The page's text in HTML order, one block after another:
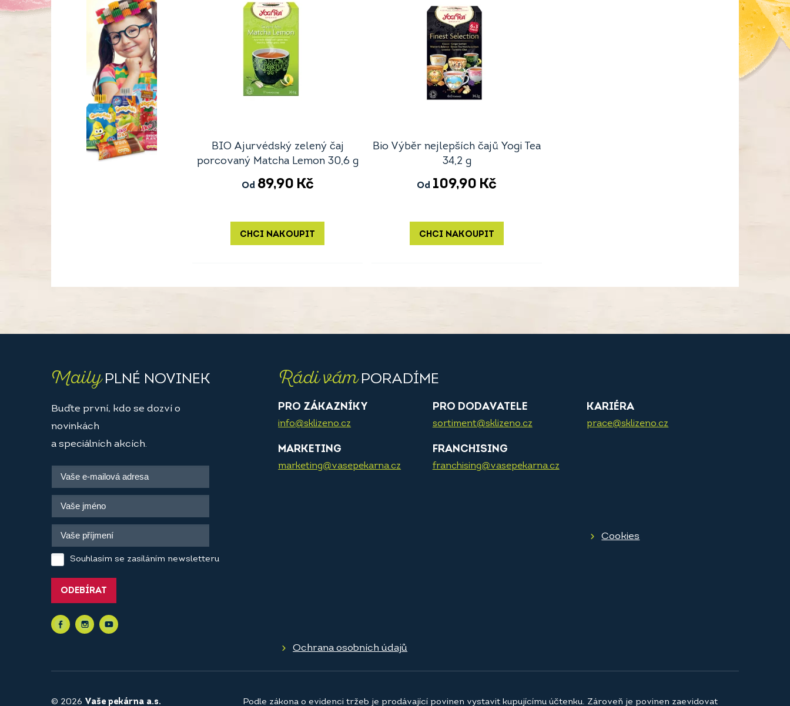
BIO Ajurvédský zelený čaj
porcovaný Matcha Lemon 30,6 g
Od 89,90 Kč
CHCI NAKOUPIT
Bio Výběr nejlepších čajů Yogi Tea
34,2 g
Od 109,90 Kč
CHCI NAKOUPIT
MailyPLNÉ NOVINEK
Buďte první, kdo se dozví o
novinkách
a speciálních akcích.
Souhlasím se zasíláním newsletteru
ODEBÍRAT
Rádi vámPORADÍME
PRO ZÁKAZNÍKY
info@sklizeno.cz
PRO DODAVATELE
sortiment@sklizeno.cz
KARIÉRA
prace@sklizeno.cz
MARKETING
marketing@vasepekarna.cz
FRANCHISING
franchising@vasepekarna.cz
Cookies
Ochrana osobních údajů
© 2026 Vaše pekárna a.s. Podle zákona o evidenci tržeb je prodávající povinen vystavit kupujícímu účtenku. Zároveň je povinen zaevidovat